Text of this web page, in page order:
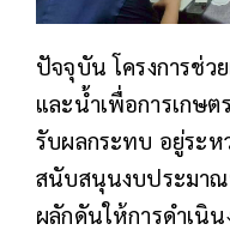
ปัจจุบัน โครงการช่ว
และน้ำเพื่อการเกษ
รับผลกระทบ อยู่ระห
สนับสนุนงบประมาณ
ผลักดันให้การดำเนิ